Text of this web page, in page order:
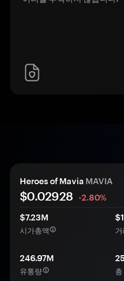
Heroes of Mavia MAVIA
$0.02928
-2.80%
$7.23M
시가총액
246.97M
유통량